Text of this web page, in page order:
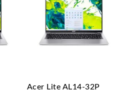
Acer Lite AL14-32P